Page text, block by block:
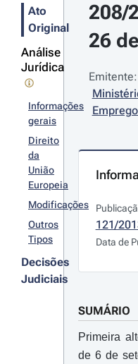
Ato
Original
Análise
Jurídica
Informações
gerais
Direito
da
União
Europeia
Modificações
Outros
Tipos
Decisões
Judiciais
208/
26
Emitente:
121/
Data de
SUMÁRIO
Primeira
de 6 de